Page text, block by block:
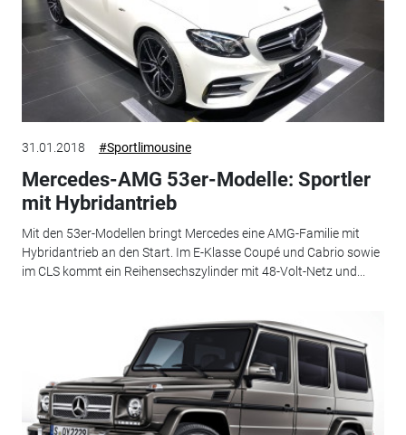
31.01.2018 #Sportlimousine
Mercedes-AMG 53er-Modelle: Sportler
mit Hybridantrieb
Mit den 53er-Modellen bringt Mercedes eine AMG-Familie mit
Hybridantrieb an den Start. Im E-Klasse Coupé und Cabrio sowie
im CLS kommt ein Reihensechszylinder mit 48-Volt-Netz und...